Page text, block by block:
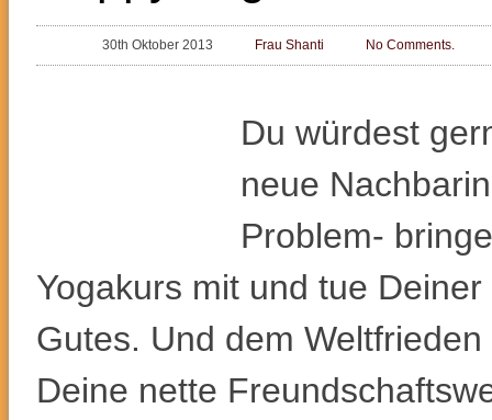
30th Oktober 2013 Frau Shanti No Comments.
Du würdest
neue
Problem-
Yogakurs mit und tue
Gutes. Und dem
Deine nette